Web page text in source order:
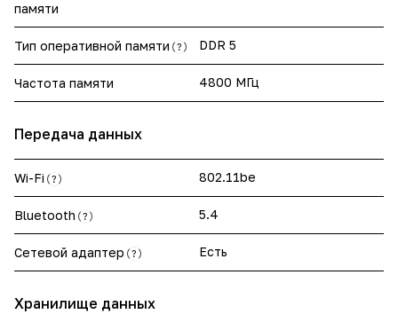
памяти
Тип оперативной памяти ? DDR 5
Частота памяти 4800 МГц
Передача данных
Wi-Fi ? 802.11be
Bluetooth ? 5.4
Сетевой адаптер ? Есть
Хранилище данных